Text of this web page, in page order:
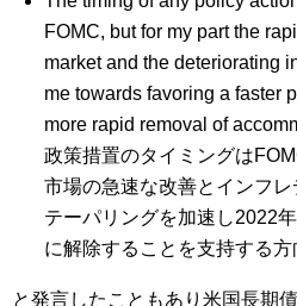
FOMC, but for my part the
market and the deteriorating
me towards favoring a faster
more rapid removal of
政策措置のタイミングは
市場の急速な改善とインフ
テーパリングを加速し2022
に解除することを支持する
と発言したこともあり米国長期